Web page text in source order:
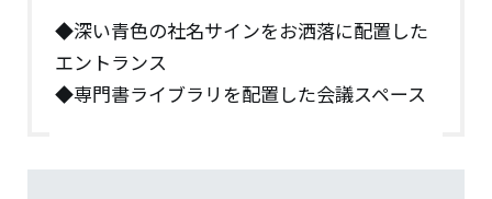
◆深い青色の社名サインをお洒落に配置した
エントランス
◆専門書ライブラリを配置した会議スペース